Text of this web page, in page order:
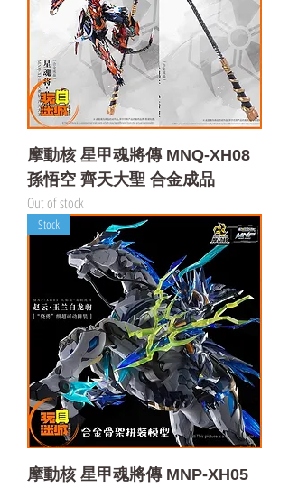
摩動核 星甲魂將傳 MNQ-XH08
孫悟空 齊天大聖 合金成品
Out of stock
Stock
摩動核 星甲魂將傳 MNP-XH05